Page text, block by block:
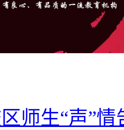
师生“声”